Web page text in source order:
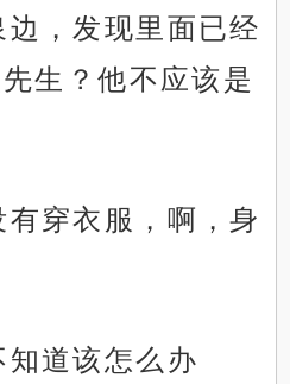
边，发现里面已经
生？他不应该是
穿衣服，啊，身
知道该怎么办